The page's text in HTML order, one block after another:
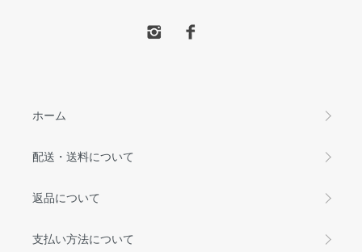
ホーム
配送・送料について
返品について
支払い方法について